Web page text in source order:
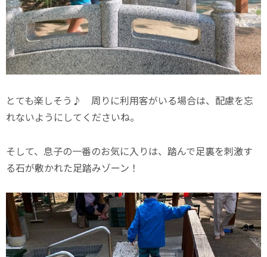
とても楽しそう♪ 周りに利用客がいる場合は、配慮を忘
れないようにしてくださいね。
そして、息子の一番のお気に入りは、踏んで足裏を刺激す
る石が敷かれた足踏みゾーン！